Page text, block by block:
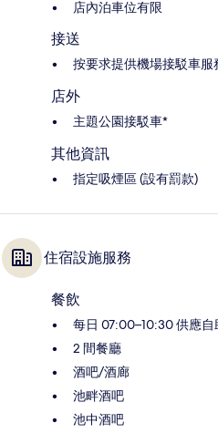
店內泊車位有限
接送
按要求提供機場接駁車服
店外
主題公園接駁車*
其他資訊
指定吸煙區 (設有罰款)
住宿設施服務
餐飲
每日 07:00–10:30 供應自
2 間餐廳
酒吧/酒廊
池畔酒吧
池中酒吧